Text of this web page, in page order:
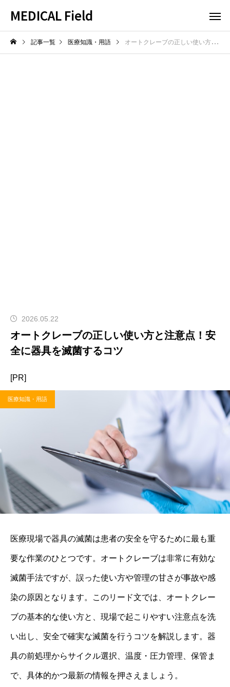
MEDICAL Field
記事一覧 医療知識・用語 オートクレーブの正しい使い方と注意点！安全に器具を滅菌するコツ
2026.05.22
オートクレーブの正しい使い方と注意点！安
全に器具を滅菌するコツ
[PR]
医療知識・用語
医療現場で器具の滅菌は患者の安全を守るために最も重
要な作業のひとつです。オートクレーブは非常に有効な
滅菌手法ですが、誤った使い方や管理の甘さが事故や感
染の原因となります。このリード文では、オートクレー
ブの基本的な使い方と、現場で起こりやすい注意点を洗
い出し、安全で確実な滅菌を行うコツを解説します。器
具の前処理からサイクル選択、温度・圧力管理、保管ま
で、具体的かつ最新の情報を押さえましょう。